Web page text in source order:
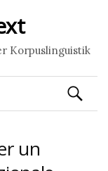
Korpuslinguistik
Ricerca
per:
un